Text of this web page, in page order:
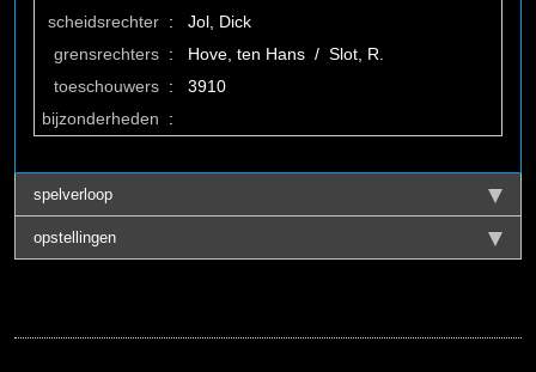
scheidsrechter :
Jol, Dick
grensrechters :
Hove, ten Hans / Slot, R.
toeschouwers :
3910
bijzonderheden
:
spelverloop
opstellingen